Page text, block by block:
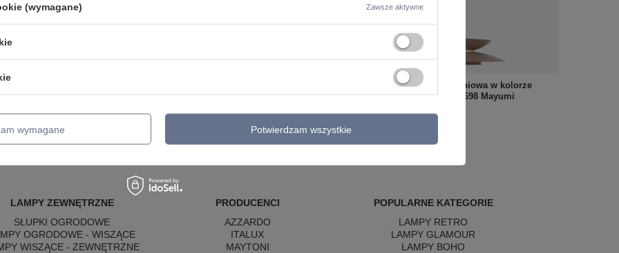
pierścień LED 3000K o
/ szt.
Lampa wisząca aluminiowa w kolorze
bezowym Maxlight P0698 Mayumi
1 168,00 zł / szt.
LAMPY ZEWNĘTRZNE
SŁUPKI OGRODOWE
OGRODOWE - WISZĄCE
WISZĄCE - ZEWNĘTRZNE
PRODUCENCI
AZZARDO
ITALUX
MAYTONI
POPULARNE KATEGORIE
LAMPY RETRO
LAMPY GLAMOUR
LAMPY BOHO
(wymagane) Zawsze aktywne
wymagane Potwierdzam wszystkie